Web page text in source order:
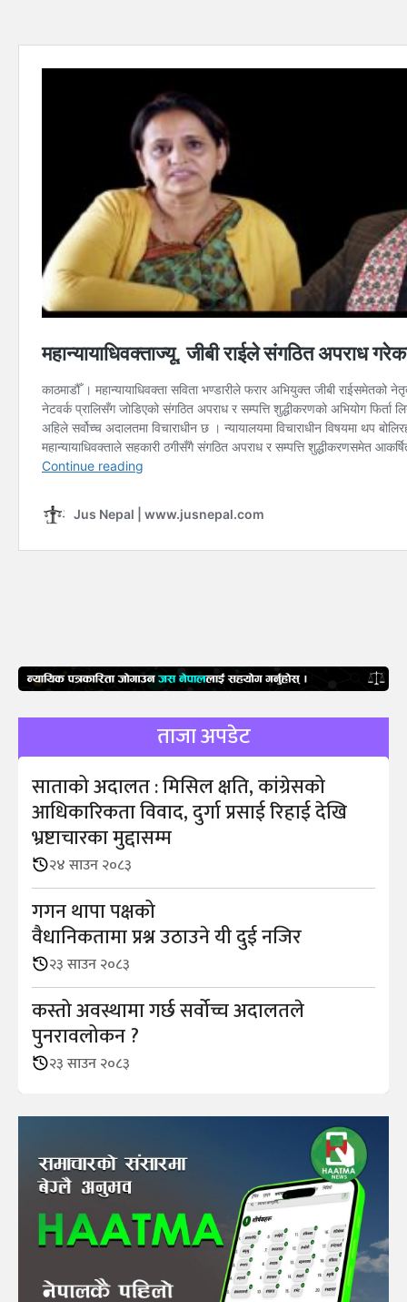
ताजा अपडेट
साताको अदालत : मिसिल क्षति, कांग्रेसको
आधिकारिकता विवाद, दुर्गा प्रसाई रिहाई देखि
भ्रष्टाचारका मुद्दासम्म
२४ साउन २०८३
गगन थापा पक्षको
वैधानिकतामा प्रश्न उठाउने यी दुई नजिर
२३ साउन २०८३
कस्तो अवस्थामा गर्छ सर्वोच्च अदालतले
पुनरावलोकन ?
२३ साउन २०८३